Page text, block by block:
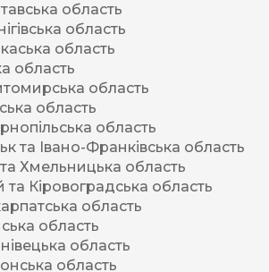
область
область
область
область
область
область
область
та Івано-Франківська область
Хмельницька область
Кіровоградська область
область
область
область
область